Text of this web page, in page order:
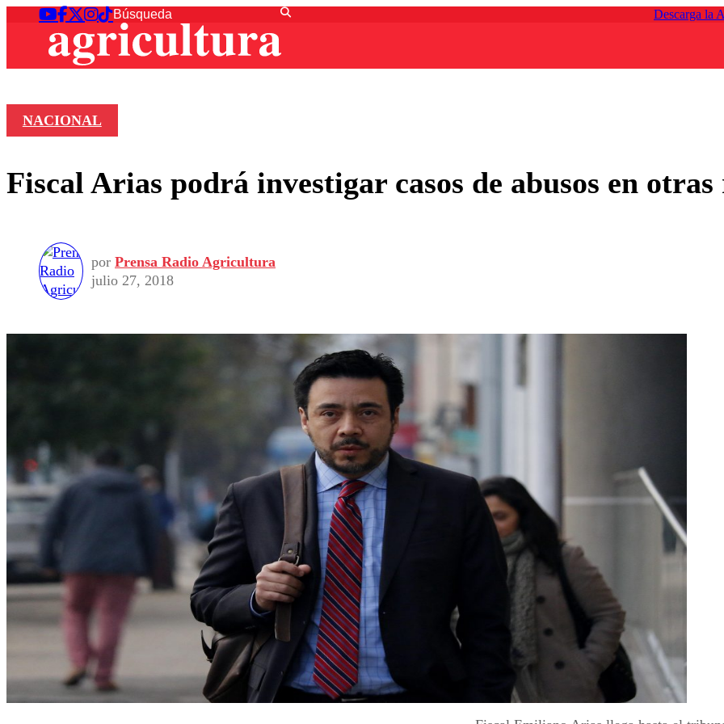
Descarga la
NACIONAL
Fiscal Arias podrá investigar casos de abusos en otras
por Prensa Radio Agricultura
julio 27, 2018